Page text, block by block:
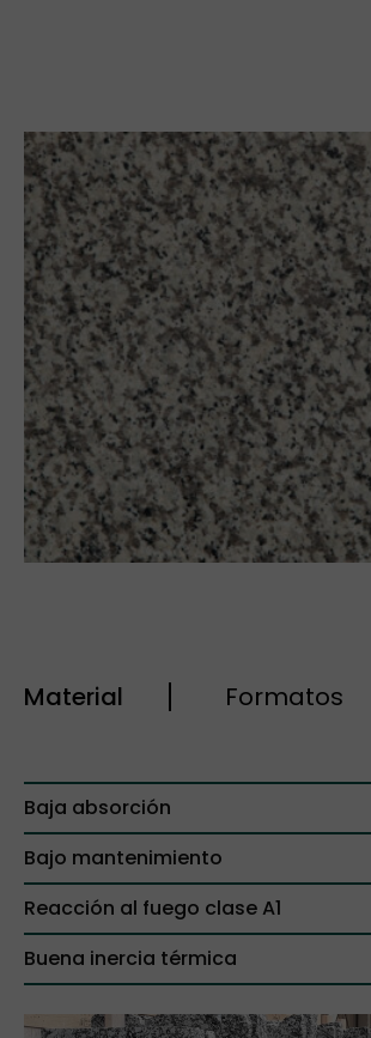
Material Formatos
Baja absorción
Bajo mantenimiento
Reacción al fuego clase A1
Buena inercia térmica